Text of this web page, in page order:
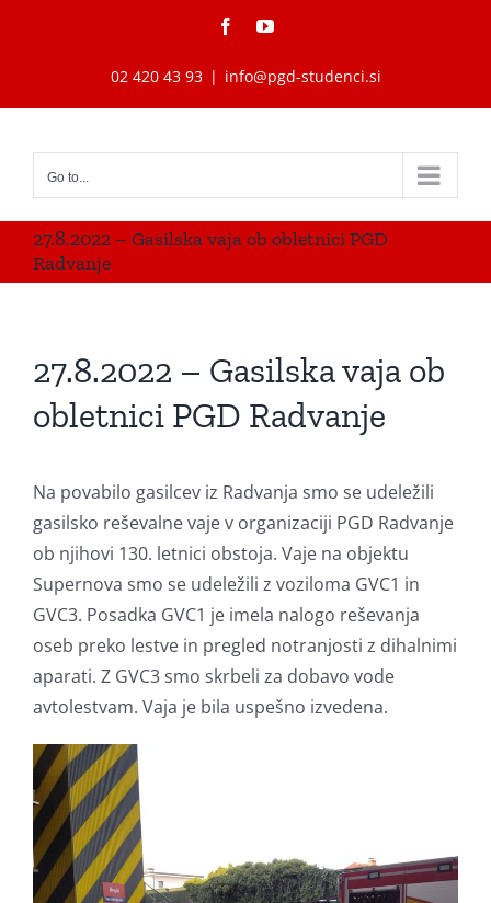
FacebookYouTube
02 420 43 93 | info@pgd-studenci.si
Go to...
27.8.2022 – Gasilska vaja ob obletnici PGD
Radvanje
27.8.2022 – Gasilska vaja ob
obletnici PGD Radvanje
Na povabilo gasilcev iz Radvanja smo se udeležili
gasilsko reševalne vaje v organizaciji PGD Radvanje
ob njihovi 130. letnici obstoja. Vaje na objektu
Supernova smo se udeležili z voziloma GVC1 in
GVC3. Posadka GVC1 je imela nalogo reševanja
oseb preko lestve in pregled notranjosti z dihalnimi
aparati. Z GVC3 smo skrbeli za dobavo vode
avtolestvam. Vaja je bila uspešno izvedena.